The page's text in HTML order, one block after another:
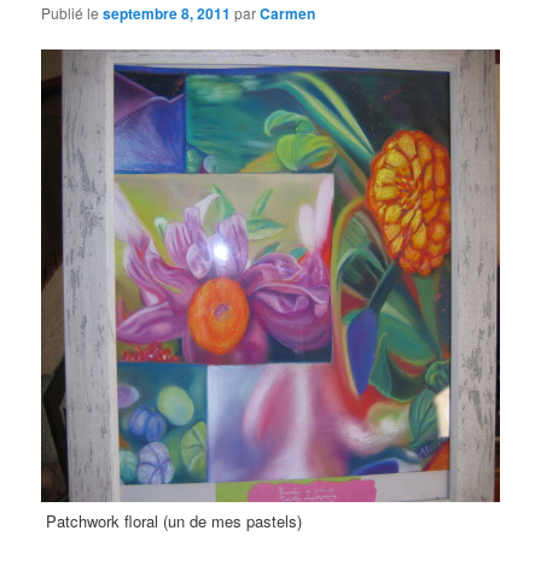
Publié leseptembre 8, 2011 parCarmen
Patchwork floral (un de mes pastels)